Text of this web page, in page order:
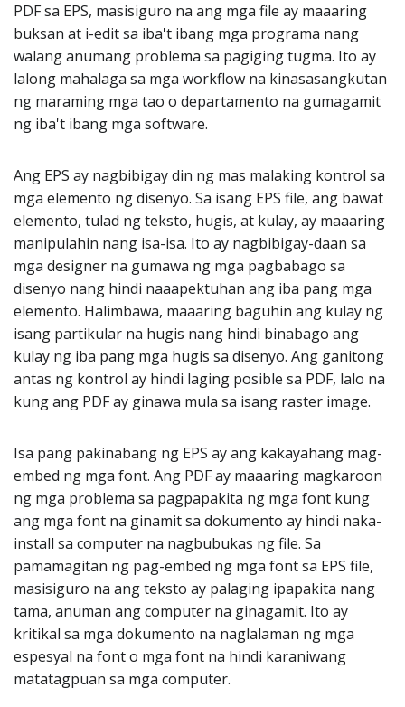
PDF sa EPS, masisiguro na ang mga file ay maaaring
buksan at i-edit sa iba't ibang mga programa nang
walang anumang problema sa pagiging tugma. Ito ay
lalong mahalaga sa mga workflow na kinasasangkutan
ng maraming mga tao o departamento na gumagamit
ng iba't ibang mga software.
Ang EPS ay nagbibigay din ng mas malaking kontrol sa
mga elemento ng disenyo. Sa isang EPS file, ang bawat
elemento, tulad ng teksto, hugis, at kulay, ay maaaring
manipulahin nang isa-isa. Ito ay nagbibigay-daan sa
mga designer na gumawa ng mga pagbabago sa
disenyo nang hindi naaapektuhan ang iba pang mga
elemento. Halimbawa, maaaring baguhin ang kulay ng
isang partikular na hugis nang hindi binabago ang
kulay ng iba pang mga hugis sa disenyo. Ang ganitong
antas ng kontrol ay hindi laging posible sa PDF, lalo na
kung ang PDF ay ginawa mula sa isang raster image.
Isa pang pakinabang ng EPS ay ang kakayahang mag-
embed ng mga font. Ang PDF ay maaaring magkaroon
ng mga problema sa pagpapakita ng mga font kung
ang mga font na ginamit sa dokumento ay hindi naka-
install sa computer na nagbubukas ng file. Sa
pamamagitan ng pag-embed ng mga font sa EPS file,
masisiguro na ang teksto ay palaging ipapakita nang
tama, anuman ang computer na ginagamit. Ito ay
kritikal sa mga dokumento na naglalaman ng mga
espesyal na font o mga font na hindi karaniwang
matatagpuan sa mga computer.